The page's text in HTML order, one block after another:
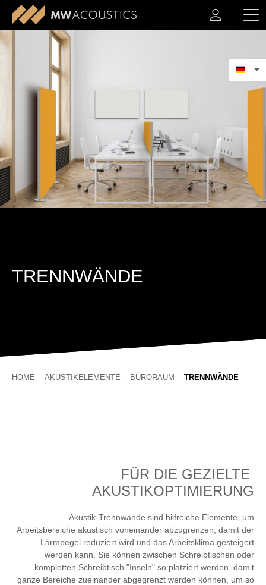
TRENNWÄNDE
HOME AKUSTIKELEMENTE BÜRORAUM TRENNWÄNDE
FÜR DIE GEZIELTE
AKUSTIKOPTIMIERUNG
Akustik-Trennwände sind hilfreiche Elemente, um
Arbeitsbereiche akustisch voneinander abzugrenzen, damit der
Lärmpegel reduziert wird und das Arbeitsklima gesteigert
werden kann. Sie können zwischen Schreibtischen oder
kompletten Schreibtisch "Inseln" so platziert werden, damit
ganze Bereiche zueinander abgegrenzt werden können, um so